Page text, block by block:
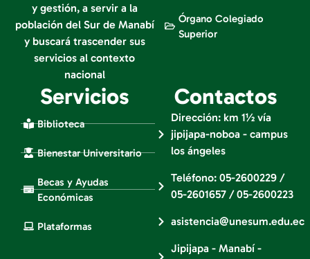
y gestión, a servir a la
población del Sur de Manabí
y buscará trascender sus
servicios al contexto
nacional
Órgano Colegiado
Superior
Servicios
Biblioteca
Bienestar Universitario
Becas y Ayudas
Económicas
Plataformas
Contactos
Dirección: km 1½ vía
jipijapa-noboa - campus
los ángeles
Teléfono: 05-2600229 /
05-2601657 / 05-2600223
asistencia@unesum.edu.ec
Jipijapa - Manabí -